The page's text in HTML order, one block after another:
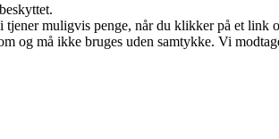
muligvis penge, når du klikker på et link
og må ikke bruges uden samtykke. Vi